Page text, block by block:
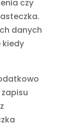
czy
danych
kiedy